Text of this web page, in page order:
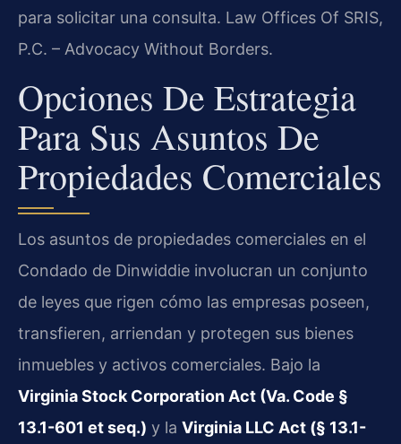
para solicitar una consulta. Law Offices Of SRIS,
P.C. – Advocacy Without Borders.
Opciones De Estrategia
Para Sus Asuntos De
Propiedades Comerciales
Los asuntos de propiedades comerciales en el
Condado de Dinwiddie involucran un conjunto
de leyes que rigen cómo las empresas poseen,
transfieren, arriendan y protegen sus bienes
inmuebles y activos comerciales. Bajo la
Virginia Stock Corporation Act (Va. Code §
13.1-601 et seq.) y la Virginia LLC Act (§ 13.1-